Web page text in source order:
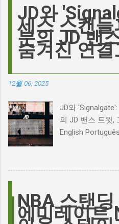
이 그 시작입니
는 예술에 대한
끊임없는 열망이
Plufow Le Studio
리고 캐스팅 논쟁
하는 동시에 우
로디의 이미지가
거리가 있다는 의
한 비판에 대해
의 이미지가 원
리가 '히스클리
JD와
세스 스캔
분의 JD 밴
숨겨진 연
12월 06, 2025
JD와
의 JD 밴스 트윗,
English
연결고리 오늘
단순히 두 글자
'Signalgate' 스
다. 폭스뉴스 진
Hegseth)를 중심
NBA 스탠
에미레이트